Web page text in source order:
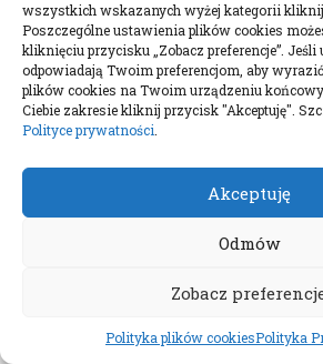
wszystkich wskazanych wyżej kategorii kliknij
Poszczególne ustawienia plików cookies
kliknięciu przycisku „Zobacz preferencje”.
odpowiadają Twoim preferencjom, aby
plików cookies na Twoim urządzeniu
Ciebie zakresie kliknij przycisk "Akceptuję".
Polityce prywatności
Akceptuję
Odmów
Zobacz
Polityka plików cookiesPolityka
17
18 19 20 21
24
25 26 27 28
31
« mar
Polityka plików cookies (EU)